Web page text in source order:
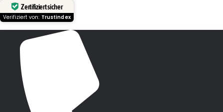
Zertifiziert sicher
Verifiziert von: Trustindex